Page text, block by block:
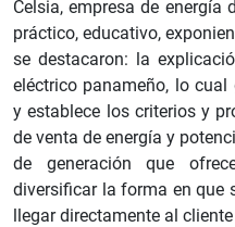
Celsia, empresa de energía
práctico, educativo,
se destacaron: la
eléctrico panameño, lo
y establece los criterios y
de venta de energía y
de generación que
diversificar la forma en que
llegar directamente al